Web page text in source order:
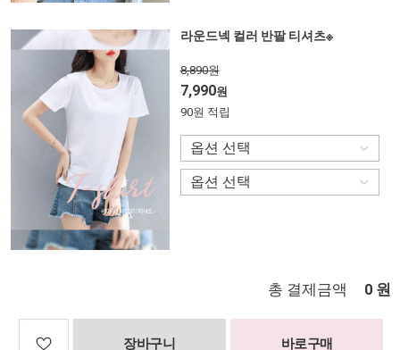
라운드넥 컬러 반팔 티셔츠※
8,890원
7,990원
90원 적립
총 결제금액 0 원
장바구니 바로구매